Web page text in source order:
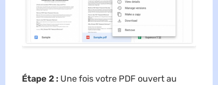
Étape 2 : Une fois votre PDF ouvert au